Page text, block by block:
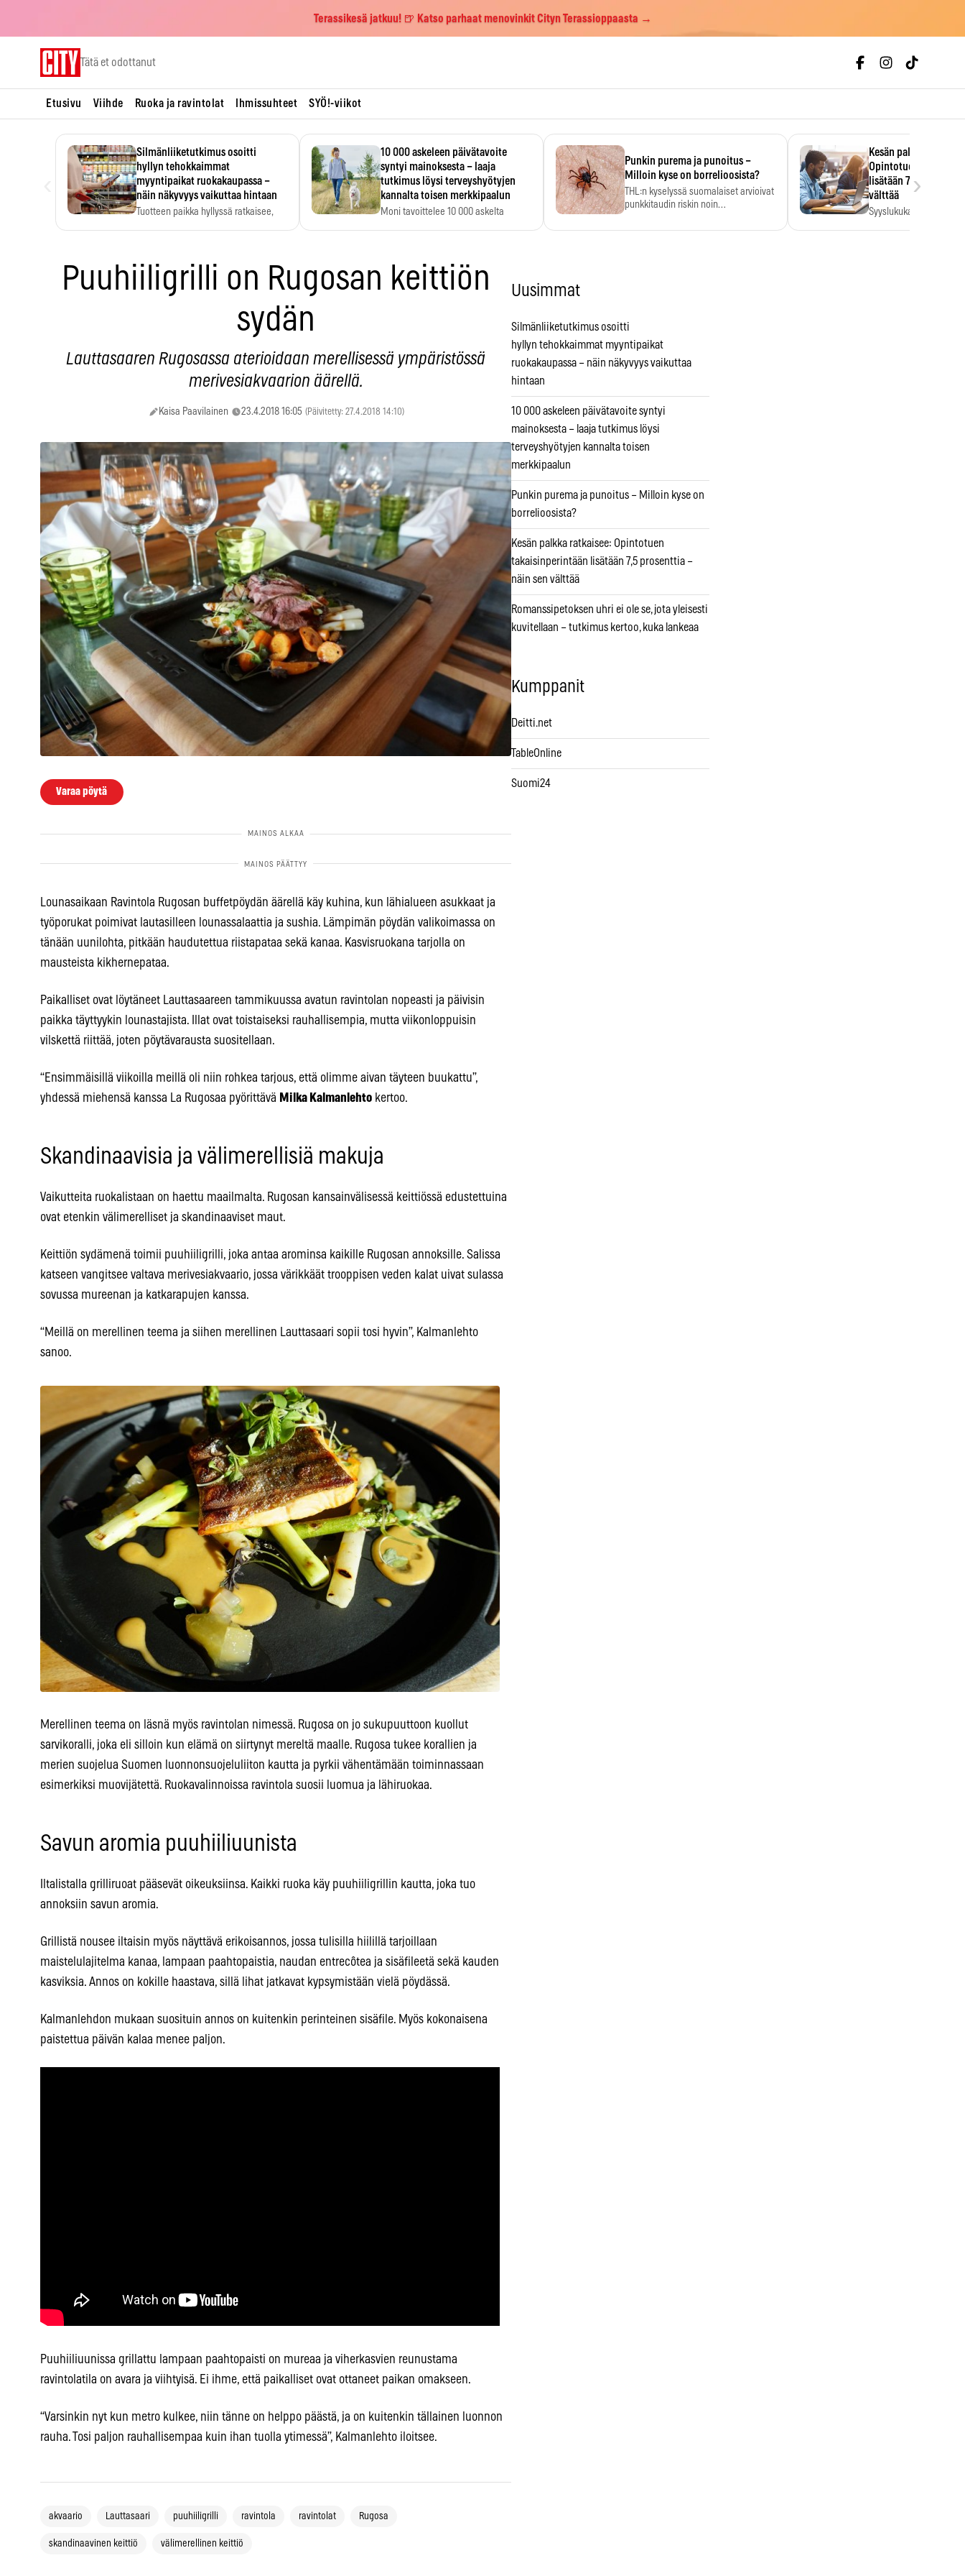
Terassikesä jatkuu! 🍺 Katso parhaat menovinkit Cityn Terassioppaasta →
Tätä et odottanut
Etusivu Viihde Ruoka ja ravintolat Ihmissuhteet SYÖ!-viikot
Silmänliiketutkimus osoitti
hyllyn tehokkaimmat
myyntipaikat ruokakaupassa –
näin näkyvyys vaikuttaa hintaan
Tuotteen paikka hyllyssä ratkaisee,
10 000 askeleen päivätavoite
syntyi mainoksesta – laaja
tutkimus löysi terveyshyötyjen
kannalta toisen merkkipaalun
Moni tavoittelee 10 000 askelta
Punkin purema ja punoitus –
Milloin kyse on borrelioosista?
THL:n kyselyssä suomalaiset arvioivat
punkkitaudin riskin noin
Kesän palkka
Opintotuen
lisätään 7,5
välttää
Syyslukukauden
›
Puuhiiligrilli on Rugosan keittiön
sydän
Lauttasaaren Rugosassa aterioidaan merellisessä ympäristössä
merivesiakvaarion äärellä.
Kaisa Paavilainen 23.4.2018 16:05 (Päivitetty: 27.4.2018 14:10)
Varaa pöytä
Lounasaikaan Ravintola Rugosan buffetpöydän äärellä käy kuhina, kun lähialueen asukkaat ja
työporukat poimivat lautasilleen lounassalaattia ja sushia. Lämpimän pöydän valikoimassa on
tänään uunilohta, pitkään haudutettua riistapataa sekä kanaa. Kasvisruokana tarjolla on
mausteista kikhernepataa.
Paikalliset ovat löytäneet Lauttasaareen tammikuussa avatun ravintolan nopeasti ja päivisin
paikka täyttyykin lounastajista. Illat ovat toistaiseksi rauhallisempia, mutta viikonloppuisin
vilskettä riittää, joten pöytävarausta suositellaan.
“Ensimmäisillä viikoilla meillä oli niin rohkea tarjous, että olimme aivan täyteen buukattu”,
yhdessä miehensä kanssa La Rugosaa pyörittävä Milka Kalmanlehto kertoo.
Skandinaavisia ja välimerellisiä makuja
Vaikutteita ruokalistaan on haettu maailmalta. Rugosan kansainvälisessä keittiössä edustettuina
ovat etenkin välimerelliset ja skandinaaviset maut.
Keittiön sydämenä toimii puuhiiligrilli, joka antaa arominsa kaikille Rugosan annoksille. Salissa
katseen vangitsee valtava merivesiakvaario, jossa värikkäät trooppisen veden kalat uivat sulassa
sovussa mureenan ja katkarapujen kanssa.
“Meillä on merellinen teema ja siihen merellinen Lauttasaari sopii tosi hyvin”, Kalmanlehto
sanoo.
Merellinen teema on läsnä myös ravintolan nimessä. Rugosa on jo sukupuuttoon kuollut
sarvikoralli, joka eli silloin kun elämä on siirtynyt mereltä maalle. Rugosa tukee korallien ja
merien suojelua Suomen luonnonsuojeluliiton kautta ja pyrkii vähentämään toiminnassaan
esimerkiksi muovijätettä. Ruokavalinnoissa ravintola suosii luomua ja lähiruokaa.
Savun aromia puuhiiliuunista
Iltalistalla grilliruoat pääsevät oikeuksiinsa. Kaikki ruoka käy puuhiiligrillin kautta, joka tuo
annoksiin savun aromia.
Grillistä nousee iltaisin myös näyttävä erikoisannos, jossa tulisilla hiilillä tarjoillaan
maistelulajitelma kanaa, lampaan paahtopaistia, naudan entrecôtea ja sisäfileetä sekä kauden
kasviksia. Annos on kokille haastava, sillä lihat jatkavat kypsymistään vielä pöydässä.
Kalmanlehdon mukaan suosituin annos on kuitenkin perinteinen sisäfile. Myös kokonaisena
paistettua päivän kalaa menee paljon.
Puuhiiliuunissa grillattu lampaan paahtopaisti on mureaa ja viherkasvien reunustama
ravintolatila on avara ja viihtyisä. Ei ihme, että paikalliset ovat ottaneet paikan omakseen.
“Varsinkin nyt kun metro kulkee, niin tänne on helppo päästä, ja on kuitenkin tällainen luonnon
rauha. Tosi paljon rauhallisempaa kuin ihan tuolla ytimessä”, Kalmanlehto iloitsee.
akvaario Lauttasaari puuhiiligrilli ravintola ravintolat Rugosa
skandinaavinen keittiö välimerellinen keittiö
Uusimmat
Silmänliiketutkimus osoitti
hyllyn tehokkaimmat myyntipaikat
ruokakaupassa – näin näkyvyys vaikuttaa
hintaan
10 000 askeleen päivätavoite syntyi
mainoksesta – laaja tutkimus löysi
terveyshyötyjen kannalta toisen
merkkipaalun
Punkin purema ja punoitus – Milloin kyse on
borrelioosista?
Kesän palkka ratkaisee: Opintotuen
takaisinperintään lisätään 7,5 prosenttia –
näin sen välttää
Romanssipetoksen uhri ei ole se, jota yleisesti
kuvitellaan – tutkimus kertoo, kuka lankeaa
Kumppanit
Deitti.net
TableOnline
Suomi24